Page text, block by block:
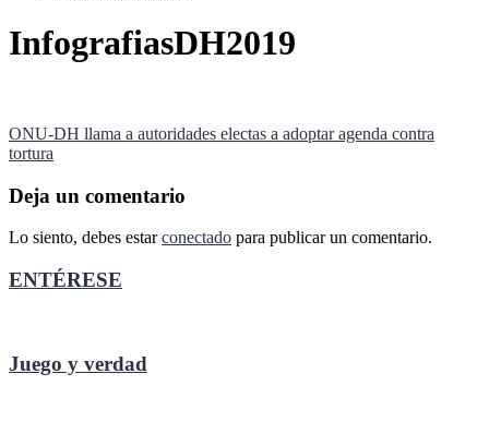
InfografiasDH2019
Navegación
de
entradas
ONU-DH llama a autoridades electas a adoptar agenda contra
tortura
Deja un comentario
Lo siento, debes estarconectado para publicar un comentario.
ENTÉRESE
Juego y verdad